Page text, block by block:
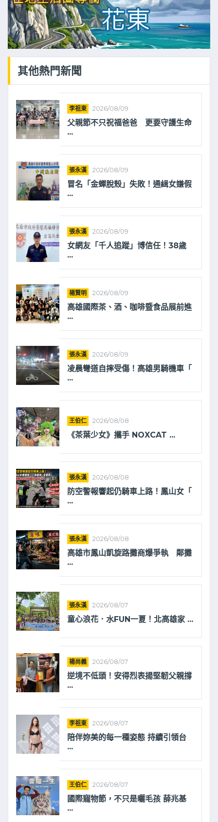
其他熱門新聞
李祖東 2026/08/09
父親節不只祝福爸爸 更要守護生命
...
張永漢 2026/08/09
冒名「金蟬脫殼」失敗！通緝女嫌假
...
張永漢 2026/08/09
女網友「千人追蹤」博信任！38歲
...
楊賢明 2026/08/09
高雄國際茶、酒、咖啡暨食品展前進
...
張永漢 2026/08/09
凌晨彎道自摔受傷！高雄男騎機車「
...
王伯仁 2026/08/08
《茶葉少女》攜手 NOXCAT ...
張永漢 2026/08/08
防空警報響起仍騎車上路！鳳山女「
...
張永漢 2026/08/08
高雄市鳳山凱旋路攤商爆爭執 鄰攤
...
張永漢 2026/08/07
童心浪花．水FUN一夏！北高雄家 ...
楊尚義 2026/08/07
逆境不低頭！安得烈表揚堅韌父親撐
...
李祖東 2026/08/07
陪伴妳美的每一種姿態 持續引領台
...
王伯仁 2026/08/07
國際寵物節，不只是曬毛孩 薛兆基
...